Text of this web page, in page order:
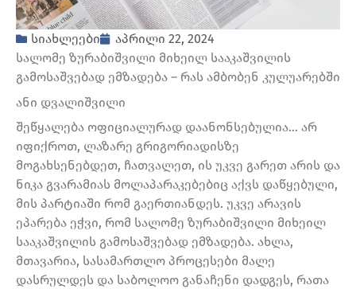
სიახლეები
აპრილი 22, 2024
სალომე ზურაბიშვილი მიხეილ სააკაშვილის
გამოსაშვებად ემზადება – რას ამბობენ კულუარებში
ანი დვალიშვილი
შეწყალება ოფიციალურად დაანონსებულია… არ
იფიქროთ, ლაზარე გრიგორიადისზე
მოგახსენებდეთ, ჩათვალეთ, ის უკვე გარეთ არის და
ნიკა გვარამიას მოლაპარაკებებიც აქვს დაწყებული,
მის პარტიაში რომ გაერთიანდეს. უკვე არავის
ეპარება ეჭვი, რომ სალომე ზურაბიშვილი მიხეილ
სააკაშვილის გამოსაშვებად ემზადება. ახლა,
მთავარია, სასამართლო პროცესები მალე
დასრულდეს და საბოლოო განაჩენი დადგეს, რათა